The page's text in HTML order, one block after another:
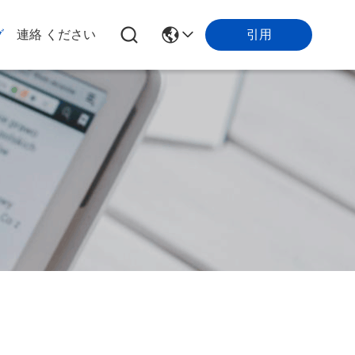
連絡 ください 引用